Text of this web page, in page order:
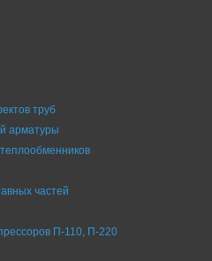
труб
арматуры
частей
П-110, П-220